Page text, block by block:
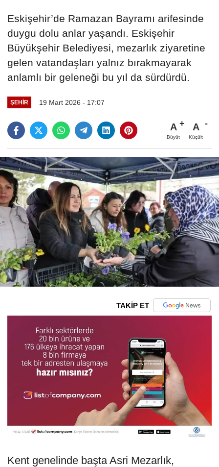
Eskişehir’de Ramazan Bayramı arifesinde
duygu dolu anlar yaşandı. Eskişehir
Büyükşehir Belediyesi, mezarlık ziyaretine
gelen vatandaşları yalnız bırakmayarak
anlamlı bir geleneği bu yıl da sürdürdü.
ŞEHIR 19 Mart 2026 - 17:07
A
Büyüt
A
Küçült
TAKİP ET
Kent genelinde başta Asri Mezarlık,